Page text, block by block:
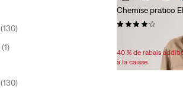
(130)
(1)
(130)
Chemise pratico
Price
Range
is
62,98 $
40 % de rabais
à la caisse